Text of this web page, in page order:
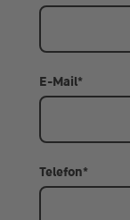
E-Mail*
Telefon*